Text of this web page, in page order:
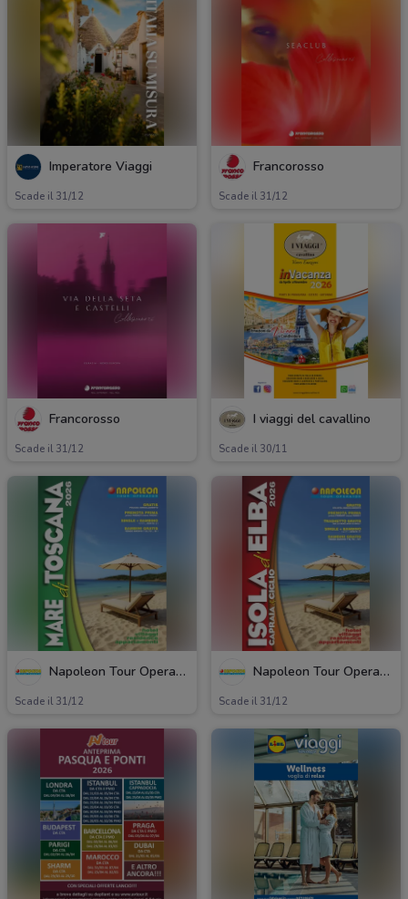
Imperatore Viaggi
Scade il 31/12
Francorosso
Scade il 31/12
Francorosso
Scade il 31/12
I viaggi del cavallino
Scade il 30/11
Napoleon Tour Operator
Scade il 31/12
Napoleon Tour Operator
Scade il 31/12